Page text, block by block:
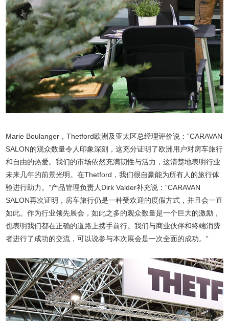
Marie Boulanger，Thetford欧洲及亚太区总经理评价说：“CARAVAN
SALON的观众数量令人印象深刻，这充分证明了欧洲用户对房车旅行
和自由的热爱。我们的市场依然充满韧性与活力，这清楚地表明行业
未来几年的前景光明。在Thetford，我们很自豪能为所有人的旅行体
验进行助力。”产品管理负责人Dirk Valder补充说：“CARAVAN
SALON再次证明，房车旅行仍是一种受欢迎的度假方式，并且会一直
如此。作为行业领先展会，如此之多的观众数量是一个巨大的激励，
也表明我们都在正确的道路上携手前行。我们与商业伙伴和终端消费
者进行了成功的交流，可以说参与本次展会是一次全面的成功。”